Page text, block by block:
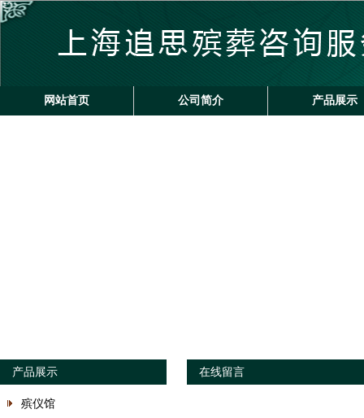
网站首页 公司简介 产品展示
产品展示
殡仪馆
在线留言